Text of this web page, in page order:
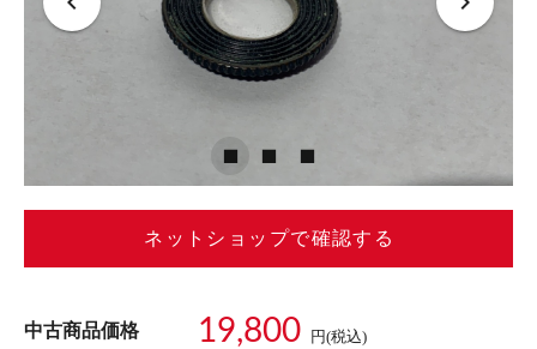
ネットショップで確認する
中古商品価格 19,800 円(税込)